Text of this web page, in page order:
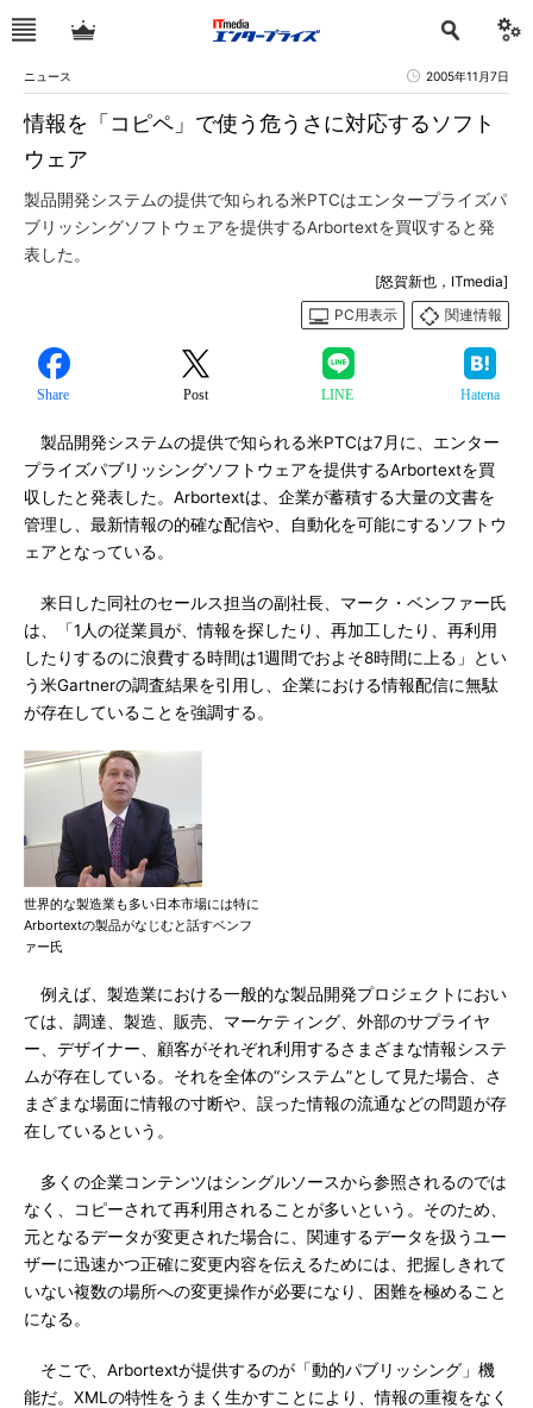
ニュース 2005年11月7日
情報を「コピペ」で使う危うさに対応するソフト
ウェア
製品開発システムの提供で知られる米PTCはエンタープライズパ
ブリッシングソフトウェアを提供するArbortextを買収すると発
表した。
[怒賀新也，ITmedia]
PC用表示
関連情報
Share Post LINE Hatena
製品開発システムの提供で知られる米PTCは7月に、エンター
プライズパブリッシングソフトウェアを提供するArbortextを買
収したと発表した。Arbortextは、企業が蓄積する大量の文書を
管理し、最新情報の的確な配信や、自動化を可能にするソフトウ
ェアとなっている。
来日した同社のセールス担当の副社長、マーク・ベンファー氏
は、「1人の従業員が、情報を探したり、再加工したり、再利用
したりするのに浪費する時間は1週間でおよそ8時間に上る」とい
う米Gartnerの調査結果を引用し、企業における情報配信に無駄
が存在していることを強調する。
世界的な製造業も多い日本市場には特に
Arbortextの製品がなじむと話すベンフ
ァー氏
例えば、製造業における一般的な製品開発プロジェクトにおい
ては、調達、製造、販売、マーケティング、外部のサプライヤ
ー、デザイナー、顧客がそれぞれ利用するさまざまな情報システ
ムが存在している。それを全体の“システム”として見た場合、さ
まざまな場面に情報の寸断や、誤った情報の流通などの問題が存
在しているという。
多くの企業コンテンツはシングルソースから参照されるのでは
なく、コピーされて再利用されることが多いという。そのため、
元となるデータが変更された場合に、関連するデータを扱うユー
ザーに迅速かつ正確に変更内容を伝えるためには、把握しきれて
いない複数の場所への変更操作が必要になり、困難を極めること
になる。
そこで、Arbortextが提供するのが「動的パブリッシング」機
能だ。XMLの特性をうまく生かすことにより、情報の重複をなく